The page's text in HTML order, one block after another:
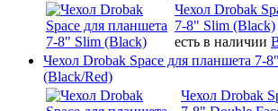
Чехол Drobak
7-8" Slim (Black)
есть в наличии
Чехол Drobak Space для планшета 7-
(Black/Red)
Чехол Drobak